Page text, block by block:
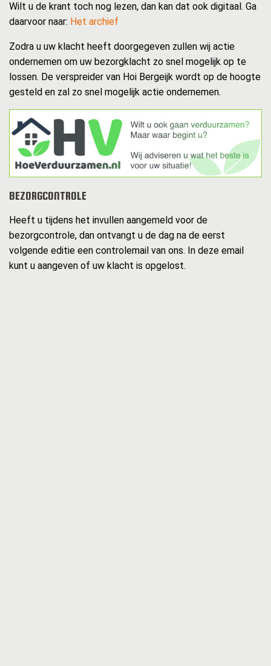
Wilt u de krant toch nog lezen, dan kan dat ook digitaal. Ga
daarvoor naar: Het archief
Zodra u uw klacht heeft doorgegeven zullen wij actie
ondernemen om uw bezorgklacht zo snel mogelijk op te
lossen. De verspreider van Hoi Bergeijk wordt op de hoogte
gesteld en zal zo snel mogelijk actie ondernemen.
BEZORGCONTROLE
Heeft u tijdens het invullen aangemeld voor de
bezorgcontrole, dan ontvangt u de dag na de eerst
volgende editie een controlemail van ons. In deze email
kunt u aangeven of uw klacht is opgelost.